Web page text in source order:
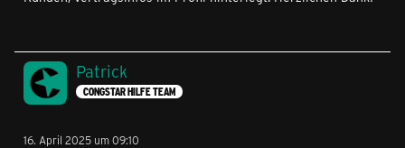
Patrick
CONGSTAR HILFE TEAM
16. April 2025 um 09:10